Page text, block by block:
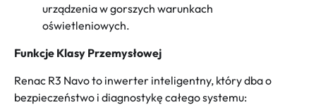
urządzenia w gorszych warunkach
oświetleniowych.
Funkcje Klasy Przemysłowej
Renac R3 Navo to inwerter inteligentny, który dba o
bezpieczeństwo i diagnostykę całego systemu: